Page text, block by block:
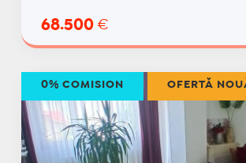
68.500 €
0% COMISION OFERTĂ